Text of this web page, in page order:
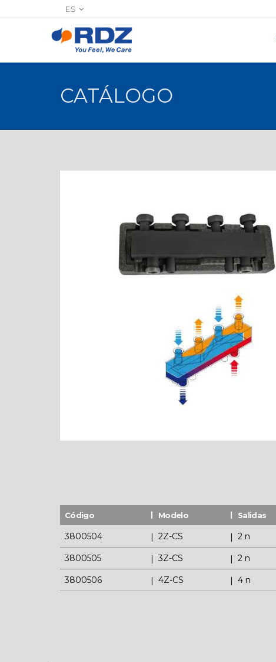
ES
CATÁLOGO
Código Modelo Salidas
3800504 2Z-CS 2 n
3800505 3Z-CS 2 n
3800506 4Z-CS 4 n